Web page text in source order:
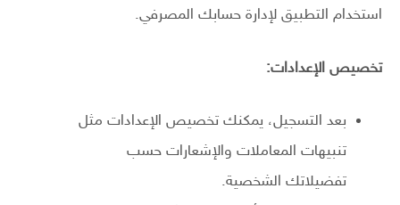
استخدام التطبيق لإدارة حسابك المصرفي.
تخصيص الإعدادات:
بعد التسجيل، يمكنك تخصيص الإعدادات مثل
تنبيهات المعاملات والإشعارات حسب
تفضيلاتك الشخصية.